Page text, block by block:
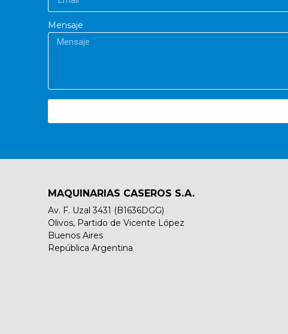
Mensaje
MAQUINARIAS CASEROS S.A.
Av. F. Uzal 3431 (B1636DGG)
Olivos, Partido de Vicente López
Buenos Aires
República Argentina